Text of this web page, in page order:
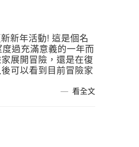
新年活動! 這是個名
過充滿意義的一年而
展開冒險，還是在復
可以看到目前冒險家
看全文